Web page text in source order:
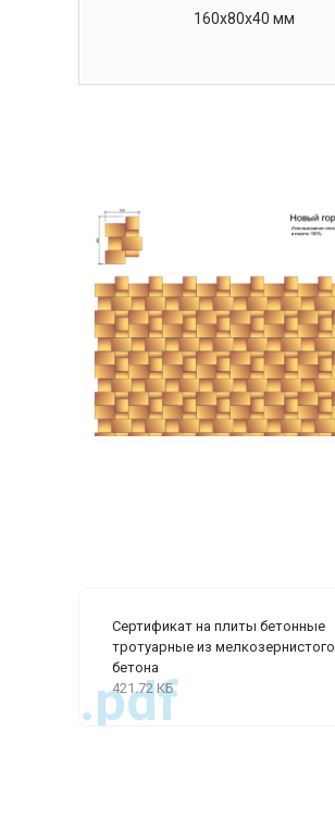
160х80х40 мм
Сертификат на плиты бетонные
тротуарные из мелкозернистого
бетона
421.72 КБ
.pdf